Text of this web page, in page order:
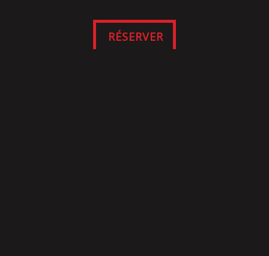
RÉSERVER